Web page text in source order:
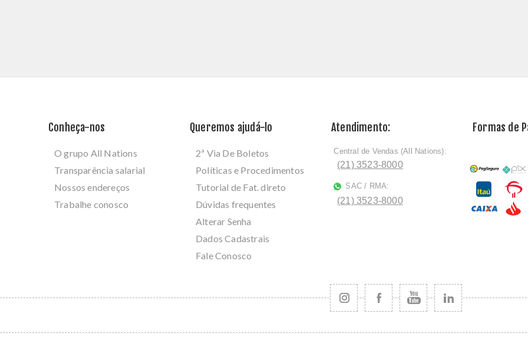
Conheça-nos
O grupo All Nations
Transparência salarial
Nossos endereços
Trabalhe conosco
Queremos ajudá-lo
2ª Via De Boletos
Políticas e Procedimentos
Tutorial de Fat. direto
Dúvidas frequentes
Alterar Senha
Dados Cadastrais
Fale Conosco
Atendimento:
ﾠCentral de Vendas (All Nations):
(21) 3523-8000
SAC / RMA:
(21) 3523-8000
Formas de